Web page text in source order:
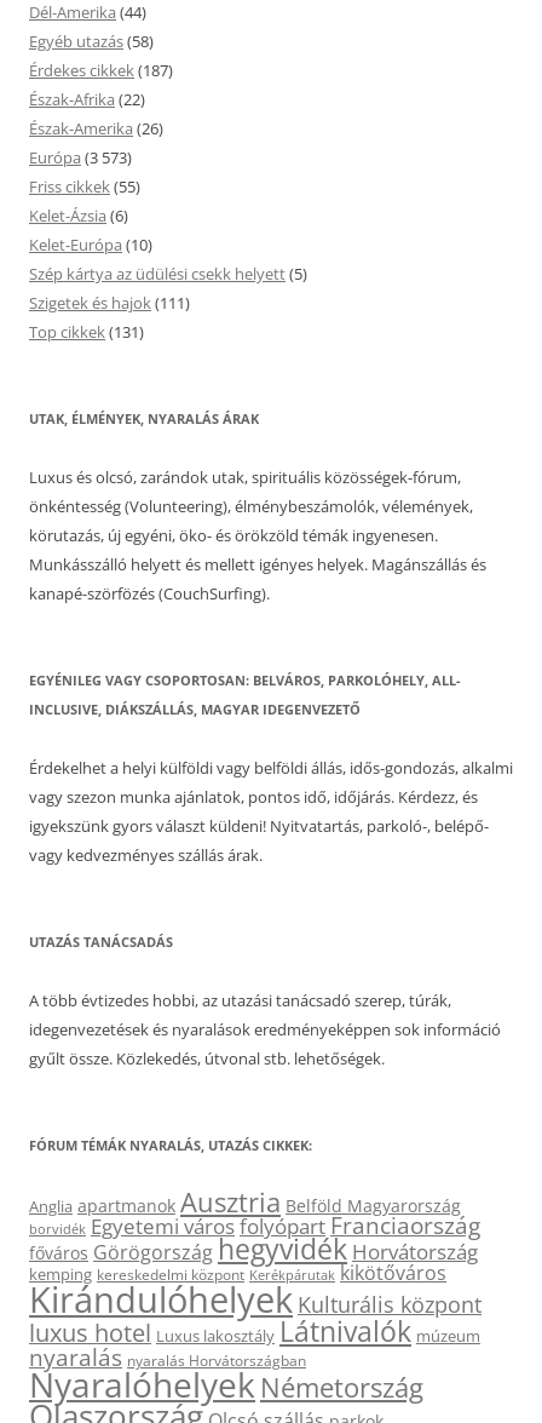
Dél-Amerika (44)
Egyéb utazás(58)
Érdekes cikkek(187)
Észak-Afrika (22)
Észak-Amerika (26)
Európa (3 573)
Friss cikkek(55)
Kelet-Ázsia (6)
Kelet-Európa (10)
Szép kártya az üdülési csekk helyett(5)
Szigetek és hajok(111)
Top cikkek(131)
UTAK, ÉLMÉNYEK, NYARALÁS ÁRAK
Luxus és olcsó, zarándok utak, spirituális közösségek-fórum,
önkéntesség (Volunteering), élménybeszámolók, vélemények,
körutazás, új egyéni, öko- és örökzöld témák ingyenesen.
Munkásszálló helyett és mellett igényes helyek. Magánszállás és
kanapé-szörfözés (CouchSurfing).
EGYÉNILEG VAGY CSOPORTOSAN: BELVÁROS, PARKOLÓHELY, ALL-
INCLUSIVE, DIÁKSZÁLLÁS, MAGYAR IDEGENVEZETŐ
Érdekelhet a helyi külföldi vagy belföldi állás, idős-gondozás, alkalmi
vagy szezon munka ajánlatok, pontos idő, időjárás. Kérdezz, és
igyekszünk gyors választ küldeni! Nyitvatartás, parkoló-, belépő-
vagy kedvezményes szállás árak.
UTAZÁS TANÁCSADÁS
A több évtizedes hobbi, az utazási tanácsadó szerep, túrák,
idegenvezetések és nyaralások eredményeképpen sok információ
gyűlt össze. Közlekedés, útvonal stb. lehetőségek.
FÓRUM TÉMÁK NYARALÁS, UTAZÁS CIKKEK:
Anglia apartmanok Ausztria Belföld Magyarország
borvidék Egyetemi városfolyópartFranciaország
főváros Görögországhegyvidék Horvátország
kemping kereskedelmi központ Kerékpárutak kikötőváros
Kirándulóhelyek Kulturális központ
luxus hotel Luxus lakosztály Látnivalók múzeum
nyaralás nyaralás Horvátországban
Nyaralóhelyek Németország